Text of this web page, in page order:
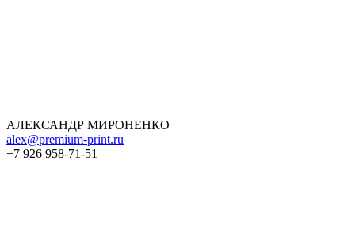
АЛЕКСАНДР МИРОНЕНКО
alex@premium-print.ru
+7 926 958-71-51